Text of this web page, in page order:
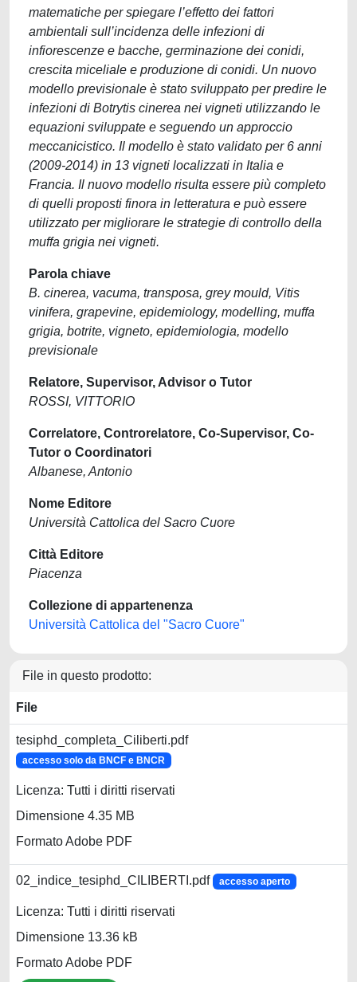
matematiche per spiegare l’effetto dei fattori
ambientali sull’incidenza delle infezioni di
infiorescenze e bacche, germinazione dei conidi,
crescita miceliale e produzione di conidi. Un nuovo
modello previsionale è stato sviluppato per predire le
infezioni di Botrytis cinerea nei vigneti utilizzando le
equazioni sviluppate e seguendo un approccio
meccanicistico. Il modello è stato validato per 6 anni
(2009-2014) in 13 vigneti localizzati in Italia e
Francia. Il nuovo modello risulta essere più completo
di quelli proposti finora in letteratura e può essere
utilizzato per migliorare le strategie di controllo della
muffa grigia nei vigneti.
Parola chiave
B. cinerea, vacuma, transposa, grey mould, Vitis
vinifera, grapevine, epidemiology, modelling, muffa
grigia, botrite, vigneto, epidemiologia, modello
previsionale
Relatore, Supervisor, Advisor o Tutor
ROSSI, VITTORIO
Correlatore, Controrelatore, Co-Supervisor, Co-
Tutor o Coordinatori
Albanese, Antonio
Nome Editore
Università Cattolica del Sacro Cuore
Città Editore
Piacenza
Collezione di appartenenza
Università Cattolica del "Sacro Cuore"
File in questo prodotto:
File
tesiphd_completa_Ciliberti.pdf
accesso solo da BNCF e BNCR
Licenza: Tutti i diritti riservati
Dimensione 4.35 MB
Formato Adobe PDF
02_indice_tesiphd_CILIBERTI.pdf accesso aperto
Licenza: Tutti i diritti riservati
Dimensione 13.36 kB
Formato Adobe PDF